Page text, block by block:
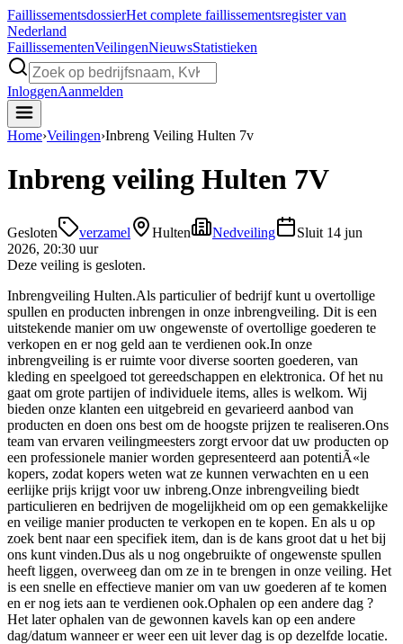
FaillissementsdossierHet complete faillissementsregister van
Nederland
FaillissementenVeilingenNieuwsStatistieken
InloggenAanmelden
Home›Veilingen›Inbreng Veiling Hulten 7v
Inbreng veiling Hulten 7V
Gesloten verzamel Hulten Nedveiling Sluit 14 jun
2026, 20:30 uur
Deze veiling is gesloten.
Inbrengveiling Hulten.Als particulier of bedrijf kunt u overtollige
spullen en producten inbrengen in onze inbrengveiling. Dit is een
uitstekende manier om uw ongewenste of overtollige goederen te
verkopen en er nog geld aan te verdienen ook.In onze
inbrengveiling is er ruimte voor diverse soorten goederen, van
kleding en speelgoed tot gereedschappen en elektronica. Of het nu
gaat om grote partijen of individuele items, alles is welkom. Wij
bieden onze klanten een uitgebreid en gevarieerd aanbod van
producten en doen ons best om de hoogste prijzen te realiseren.Ons
team van ervaren veilingmeesters zorgt ervoor dat uw producten op
een professionele manier worden gepresenteerd aan potentiÃ«le
kopers, zodat kopers weten wat ze kunnen verwachten en u een
eerlijke prijs krijgt voor uw inbreng.Onze inbrengveiling biedt
particulieren en bedrijven de mogelijkheid om op een gemakkelijke
en veilige manier producten te verkopen en te kopen. En als u op
zoek bent naar een specifiek item, dan is de kans groot dat u het bij
ons kunt vinden.Dus als u nog ongebruikte of ongewenste spullen
heeft liggen, overweeg dan om ze in te brengen in onze veiling. Het
is een snelle en effectieve manier om van uw goederen af te komen
en er nog iets aan te verdienen ook.Ophalen op een andere dag ?
Het later ophalen van de gewonnen kavels kan op een andere
dag/datum wanneer er weer een uit lever dag is op dezelfde locatie.